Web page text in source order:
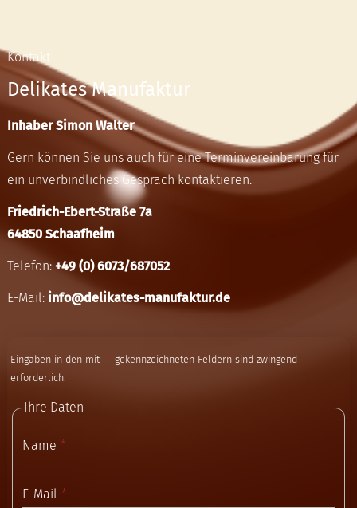
Kontakt
Delikates Manufaktur
Inhaber Simon Walter
Gern können Sie uns auch für eine Terminvereinbarung für
ein unverbindliches Gespräch kontaktieren.
Friedrich-Ebert-Straße 7a
64850 Schaafheim
Telefon: +49 (0) 6073/687052
E-Mail: info@delikates-manufaktur.de
Eingaben in den mit
gekennzeichneten Feldern sind zwingend
erforderlich.
Ihre Daten
Name
E-Mail